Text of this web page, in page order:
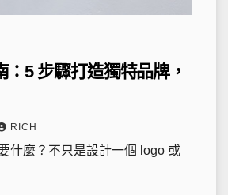
：5 步驟打造獨特品牌，
RICH
什麼？不只是設計一個 logo 或